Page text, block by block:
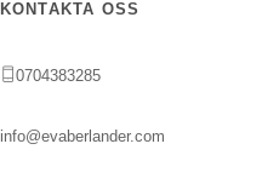
KONTAKTA OSS
0704383285
info@evaberlander.com